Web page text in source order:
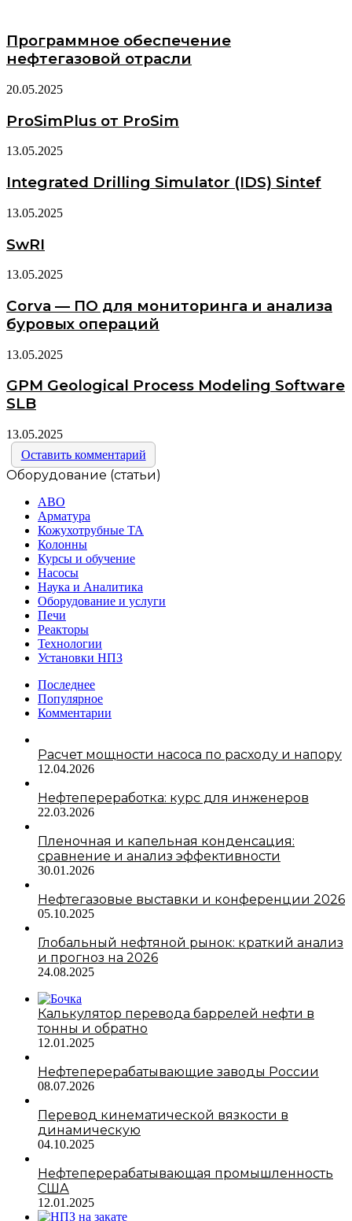
Программное обеспечение
нефтегазовой отрасли
20.05.2025
ProSimPlus от ProSim
13.05.2025
Integrated Drilling Simulator (IDS) Sintef
13.05.2025
SwRI
13.05.2025
Corva — ПО для мониторинга и анализа
буровых операций
13.05.2025
GPM Geological Process Modeling Software
SLB
13.05.2025
Оставить комментарий
Оборудование (статьи)
АВО
Арматура
Кожухотрубные ТА
Колонны
Курсы и обучение
Насосы
Наука и Аналитика
Оборудование и услуги
Печи
Реакторы
Технологии
Установки НПЗ
Последнее
Популярное
Комментарии
Расчет мощности насоса по расходу и напору
12.04.2026
Нефтепереработка: курс для инженеров
22.03.2026
Пленочная и капельная конденсация:
сравнение и анализ эффективности
30.01.2026
Нефтегазовые выставки и конференции 2026
05.10.2025
Глобальный нефтяной рынок: краткий анализ
и прогноз на 2026
24.08.2025
Калькулятор перевода баррелей нефти в
тонны и обратно
12.01.2025
Нефтеперерабатывающие заводы России
08.07.2026
Перевод кинематической вязкости в
динамическую
04.10.2025
Нефтеперерабатывающая промышленность
США
12.01.2025